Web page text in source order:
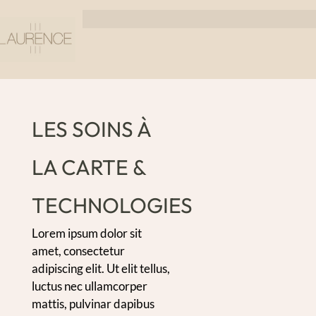
LES SOINS À
LA CARTE &
TECHNOLOGIES
Lorem ipsum dolor sit
amet, consectetur
adipiscing elit. Ut elit tellus,
luctus nec ullamcorper
mattis, pulvinar dapibus